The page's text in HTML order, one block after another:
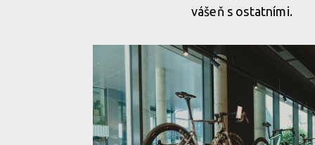
Nová prodejna Velocity Westend posouvá zážitek
Nová prodejna Velocity Westend posouvá zážitek
Nová prodejna Velocity Westend posouvá zážitek z
vášeň s ostatními.